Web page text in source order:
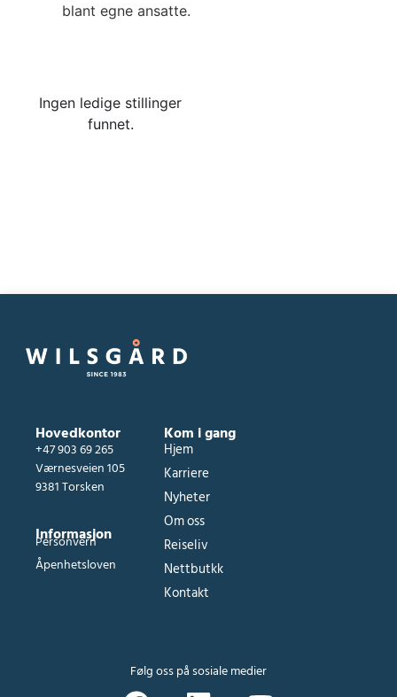
blant egne ansatte.
Ingen ledige stillinger
funnet.
Hovedkontor
+47 903 69 265
Værnesveien 105
9381 Torsken
Informasjon
Personvern
Åpenhetsloven
Kom i gang
Hjem
Karriere
Nyheter
Om oss
Reiseliv
Nettbutkk
Kontakt
Følg oss på sosiale medier